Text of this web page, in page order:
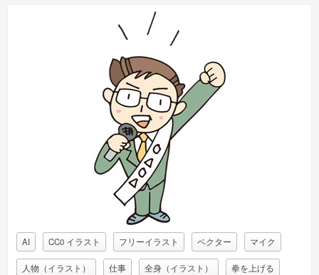
AI CC0 イラスト フリーイラスト ベクター マイク
人物（イラスト） 仕事 全身（イラスト） 拳を上げる